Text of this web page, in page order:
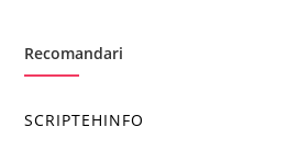
Recomandari
SCRIPTEHINFO